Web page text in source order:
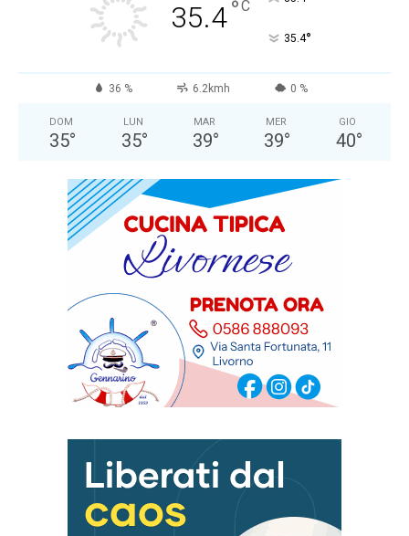
35.4°C
35.4°
36 % 6.2kmh 0 %
DOM
35°
LUN
35°
MAR
39°
MER
39°
GIO
40°